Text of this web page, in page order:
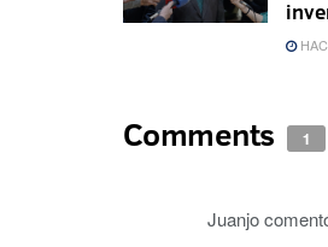
Comments 1
Juanjo